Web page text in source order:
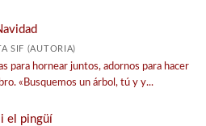
SIF (AUTORIA)
para hornear juntos, adornos para hacer
«Busquemos un árbol, tú y y...
el pingüí